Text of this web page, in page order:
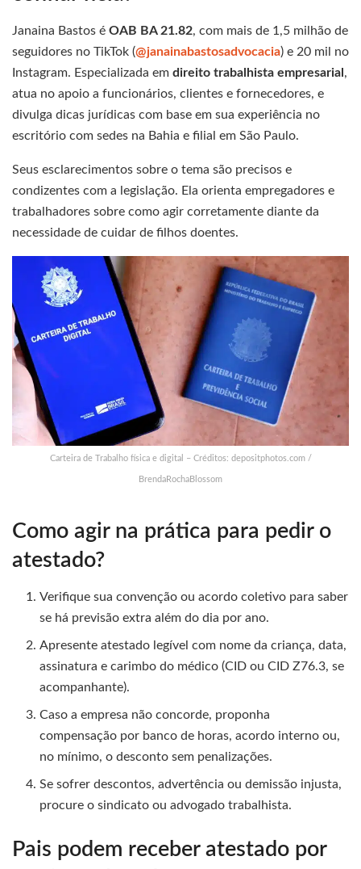
Janaina Bastos é OAB BA 21.82, com mais de 1,5 milhão de
seguidores no TikTok (@janainabastosadvocacia) e 20 mil no
Instagram. Especializada em direito trabalhista empresarial ,
atua no apoio a funcionários, clientes e fornecedores, e
divulga dicas jurídicas com base em sua experiência no
escritório com sedes na Bahia e filial em São Paulo.
Seus esclarecimentos sobre o tema são precisos e
condizentes com a legislação. Ela orienta empregadores e
trabalhadores sobre como agir corretamente diante da
necessidade de cuidar de filhos doentes.
Carteira de Trabalho física e digital – Créditos: depositphotos.com /
BrendaRochaBlossom
Como agir na prática para pedir o
atestado?
Verifique sua convenção ou acordo coletivo para saber
se há previsão extra além do dia por ano.
Apresente atestado legível com nome da criança, data,
assinatura e carimbo do médico (CID ou CID Z76.3, se
acompanhante).
Caso a empresa não concorde, proponha
compensação por banco de horas, acordo interno ou,
no mínimo, o desconto sem penalizações.
Se sofrer descontos, advertência ou demissão injusta,
procure o sindicato ou advogado trabalhista.
Pais podem receber atestado por